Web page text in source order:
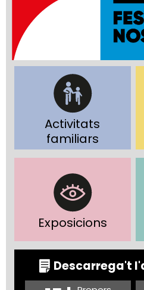
Activitats
familiars
Exposicions
Descarrega't